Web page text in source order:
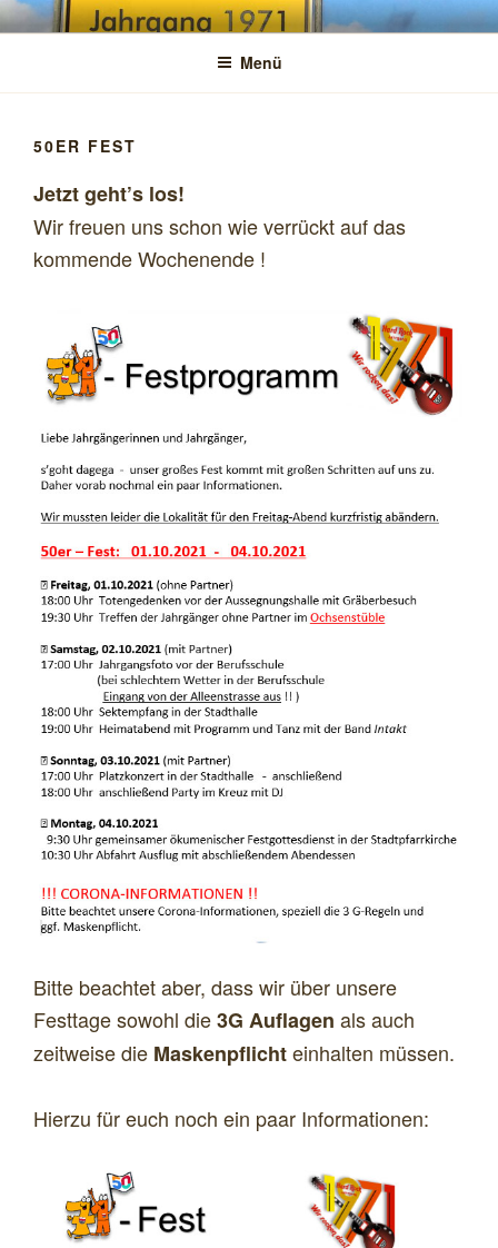
Zum
InhaltSPAICHINGEN JAHRGANG 1971
Wir rocken das !
Menü
50ER FEST
Jetzt geht’s los!
Wir freuen uns schon wie verrückt auf das
kommende Wochenende !
Bitte beachtet aber, dass wir über unsere
Festtage sowohl die3G Auflagen als auch
zeitweise die Maskenpflichteinhalten müssen.
Hierzu für euch noch ein paar Informationen: